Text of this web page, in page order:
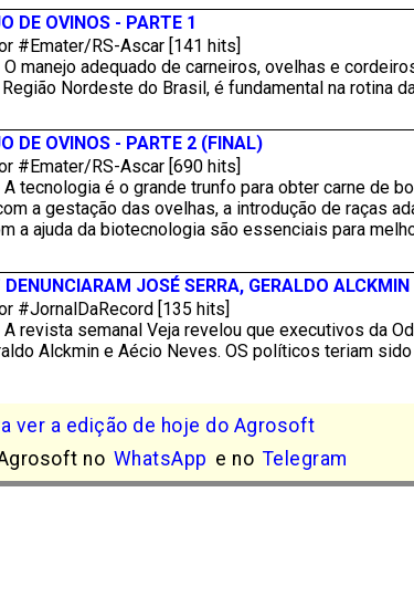
DE OVINOS - PARTE 1
#Emater/RS-Ascar [141 hits]
manejo adequado de carneiros, ovelhas e
Nordeste do Brasil, é fundamental na rotina
DE OVINOS - PARTE 2 (FINAL)
#Emater/RS-Ascar [690 hits]
tecnologia é o grande trunfo para obter carne de
a gestação das ovelhas, a introdução de raças
a ajuda da biotecnologia são essenciais para
JOSÉ SERRA, GERALDO ALCKMIN
#JornalDaRecord [135 hits]
revista semanal Veja revelou que executivos da
Alckmin e Aécio Neves. OS políticos teriam
ver a edição de hoje do Agrosoft
no WhatsApp e no Telegram